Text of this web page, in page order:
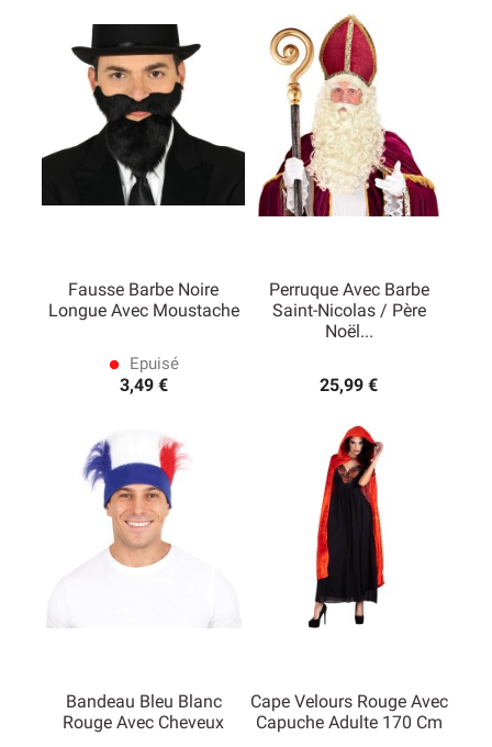
Fausse Barbe Noire
Longue Avec Moustache
lens Epuisé
3,49 €
Perruque Avec Barbe
Saint-Nicolas / Père
Noël...
25,99 €
Bandeau Bleu Blanc
Rouge Avec Cheveux
Cape Velours Rouge Avec
Capuche Adulte 170 Cm